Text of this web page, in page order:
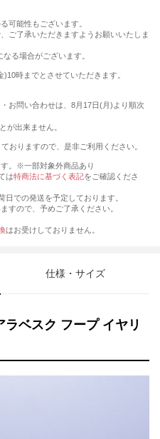
可能性もございます。
ご了承いただきますようお願いいたしま
る場合がございます。
時までとさせていただきます。
お問い合わせは、8月17日(月)より順次
が出来ません。
おりますので、是非ご利用ください。
。※一部対象外商品あり
は特商法に基づく表記をご確認くださ
での発送を予定しております。
すので、予めご了承ください。
はお受けしておりません。
仕様・サイズ
ベスク フープ イヤリ